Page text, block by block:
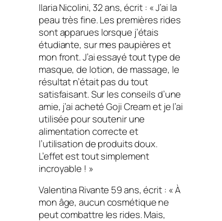
Ilaria Nicolini, 32 ans, écrit : « J’ai la
peau très fine. Les premières rides
sont apparues lorsque j’étais
étudiante, sur mes paupières et
mon front. J’ai essayé tout type de
masque, de lotion, de massage, le
résultat n’était pas du tout
satisfaisant. Sur les conseils d’une
amie, j’ai acheté Goji Cream et je l’ai
utilisée pour soutenir une
alimentation correcte et
l’utilisation de produits doux.
L’effet est tout simplement
incroyable ! »
Valentina Rivante 59 ans, écrit : « À
mon âge, aucun cosmétique ne
peut combattre les rides. Mais,